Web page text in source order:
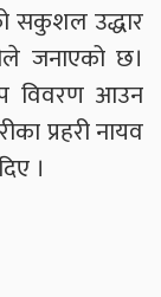
सकुशल उद्धार
जनाएको छ।
विवरण आउन
प्रहरी नायव
।